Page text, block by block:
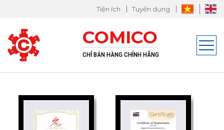
Tiện ích Tuyển dụng
COMICO
CHỈ BÁN HÀNG CHÍNH HÃNG